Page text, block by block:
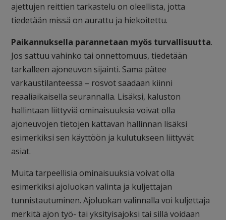
ajettujen reittien tarkastelu on oleellista, jotta
tiedetään missä on aurattu ja hiekoitettu.
Paikannuksella parannetaan myös turvallisuutta.
Jos sattuu vahinko tai onnettomuus, tiedetään
tarkalleen ajoneuvon sijainti. Sama pätee
varkaustilanteessa – rosvot saadaan kiinni
reaaliaikaisella seurannalla. Lisäksi, kaluston
hallintaan liittyviä ominaisuuksia voivat olla
ajoneuvojen tietojen kattavan hallinnan lisäksi
esimerkiksi sen käyttöön ja kulutukseen liittyvät
asiat.
Muita tarpeellisia ominaisuuksia voivat olla
esimerkiksi ajoluokan valinta ja kuljettajan
tunnistautuminen. Ajoluokan valinnalla voi kuljettaja
merkitä ajon työ- tai yksityisajoksi tai sillä voidaan